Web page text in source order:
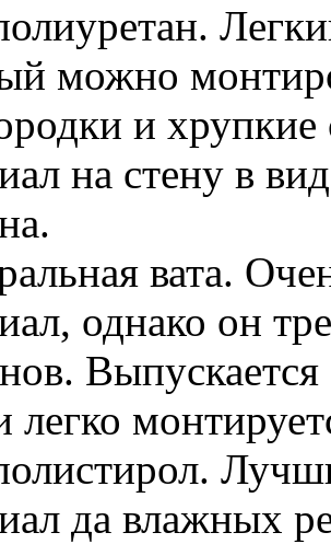
можно
и
на стену в
вата.
однако он
легко
да влажных